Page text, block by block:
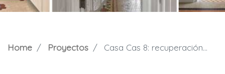
Home Proyectos Casa Cas 8: recuperación de los mosaicos originales del ático en Valencia